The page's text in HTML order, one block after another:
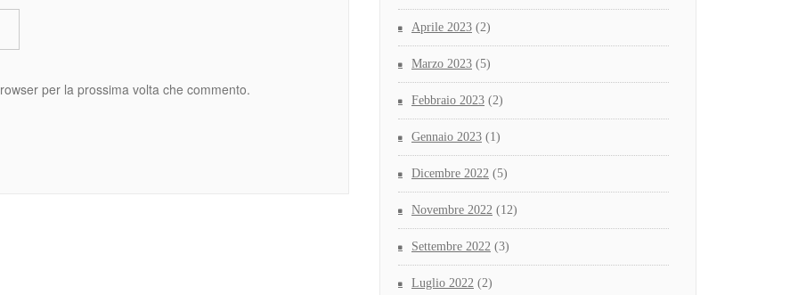
per la prossima volta che commento.
Aprile 2023 (2)
Marzo 2023 (5)
Febbraio 2023 (2)
Gennaio 2023 (1)
Dicembre 2022 (5)
Novembre 2022 (12)
Settembre 2022 (3)
Luglio 2022 (2)